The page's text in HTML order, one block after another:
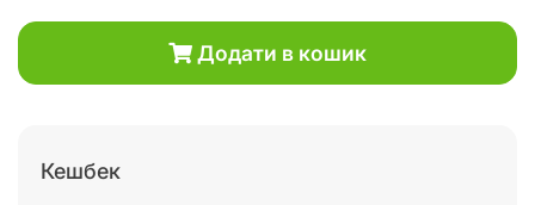
Додати в кошик
Кешбек